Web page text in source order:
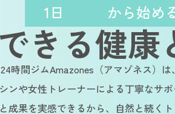
1日 から始め
きる健康
時間ジムAmazones（アマゾネス）
ンや女性トレーナーによる丁寧なサ
成果を実感できるから、自然と続く